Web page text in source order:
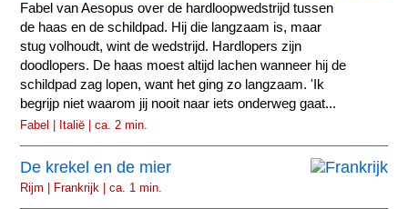
Fabel van Aesopus over de hardloopwedstrijd tussen
de haas en de schildpad. Hij die langzaam is, maar
stug volhoudt, wint de wedstrijd. Hardlopers zijn
doodlopers. De haas moest altijd lachen wanneer hij de
schildpad zag lopen, want het ging zo langzaam. 'Ik
begrijp niet waarom jij nooit naar iets onderweg gaat...
Fabel | Italië | ca. 2 min.
De krekel en de mier
Rijm | Frankrijk | ca. 1 min.